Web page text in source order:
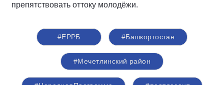
препятствовать оттоку молодёжи.
#ЕРРБ #Башкортостан
#Мечетлинский район